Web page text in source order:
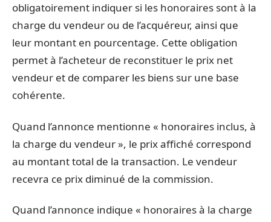
obligatoirement indiquer si les honoraires sont à la
charge du vendeur ou de l’acquéreur, ainsi que
leur montant en pourcentage. Cette obligation
permet à l’acheteur de reconstituer le prix net
vendeur et de comparer les biens sur une base
cohérente.
Quand l’annonce mentionne « honoraires inclus, à
la charge du vendeur », le prix affiché correspond
au montant total de la transaction. Le vendeur
recevra ce prix diminué de la commission.
Quand l’annonce indique « honoraires à la charge